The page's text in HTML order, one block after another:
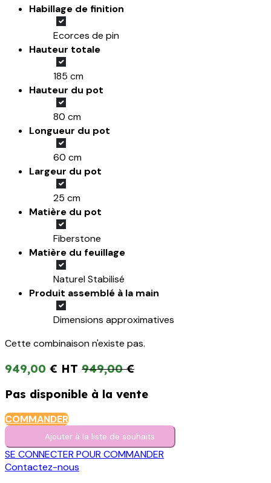
Habillage de finition
Ecorces de pin
Hauteur totale
185 cm
Hauteur du pot
80 cm
Longueur du pot
60 cm
Largeur du pot
25 cm
Matière du pot
Fiberstone
Matière du feuillage
Naturel Stabilisé
Produit assemblé à la main
Dimensions approximatives
Cette combinaison n'existe pas.
949,00 € 949,00€
Pas disponible à la vente
COMMANDER
Ajouter à la liste de s​o​uh​aits
SE CONNECTER POUR COMMANDER
Contactez-nous